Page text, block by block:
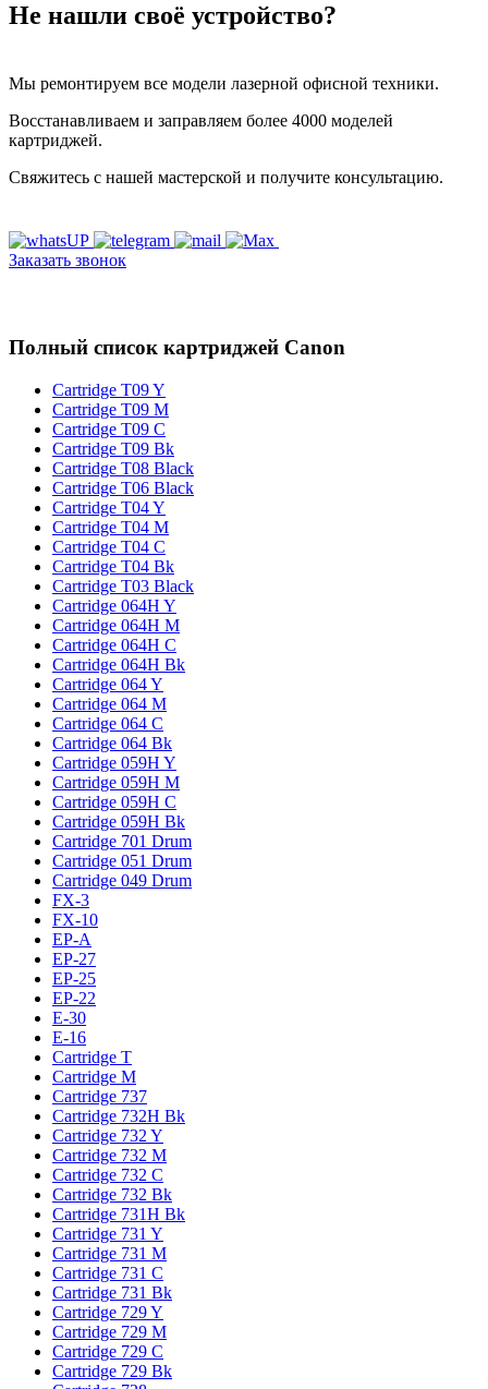
Не нашли своё устройство?
Мы ремонтируем все модели лазерной офисной техники.
Восстанавливаем и заправляем более 4000 моделей
картриджей.
Свяжитесь с нашей мастерской и получите консультацию.
Заказать звонок
Полный список картриджей Canon
Cartridge T09 Y
Cartridge T09 M
Cartridge T09 C
Cartridge T09 Bk
Cartridge T08 Black
Cartridge T06 Black
Cartridge T04 Y
Cartridge T04 M
Cartridge T04 C
Cartridge T04 Bk
Cartridge T03 Black
Cartridge 064H Y
Cartridge 064H M
Cartridge 064H C
Cartridge 064H Bk
Cartridge 064 Y
Cartridge 064 M
Cartridge 064 C
Cartridge 064 Bk
Cartridge 059H Y
Cartridge 059H M
Cartridge 059H C
Cartridge 059H Bk
Cartridge 701 Drum
Cartridge 051 Drum
Cartridge 049 Drum
FX-3
FX-10
EP-A
EP-27
EP-25
EP-22
E-30
E-16
Cartridge T
Cartridge M
Cartridge 737
Cartridge 732H Bk
Cartridge 732 Y
Cartridge 732 M
Cartridge 732 C
Cartridge 732 Bk
Cartridge 731H Bk
Cartridge 731 Y
Cartridge 731 M
Cartridge 731 C
Cartridge 731 Bk
Cartridge 729 Y
Cartridge 729 M
Cartridge 729 C
Cartridge 729 Bk